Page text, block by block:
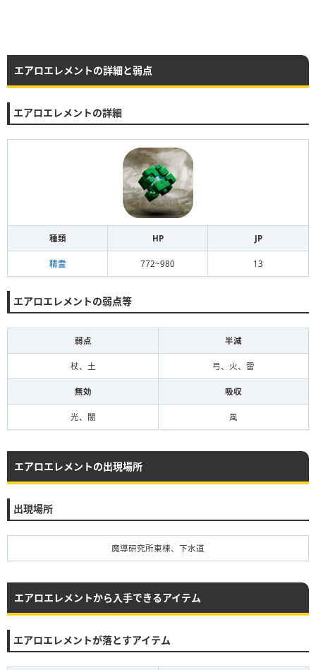
エアロエレメントの詳細と弱点
エアロエレメントの詳細
種類 HP JP
精霊 772~980 13
エアロエレメントの弱点等
弱点 半減
杖、土 弓、火、雷
無効 吸収
光、闇 風
エアロエレメントの出現場所
出現場所
魔導研究所東棟、下水道
エアロエレメントから入手できるアイテム
エアロエレメントが落とすアイテム